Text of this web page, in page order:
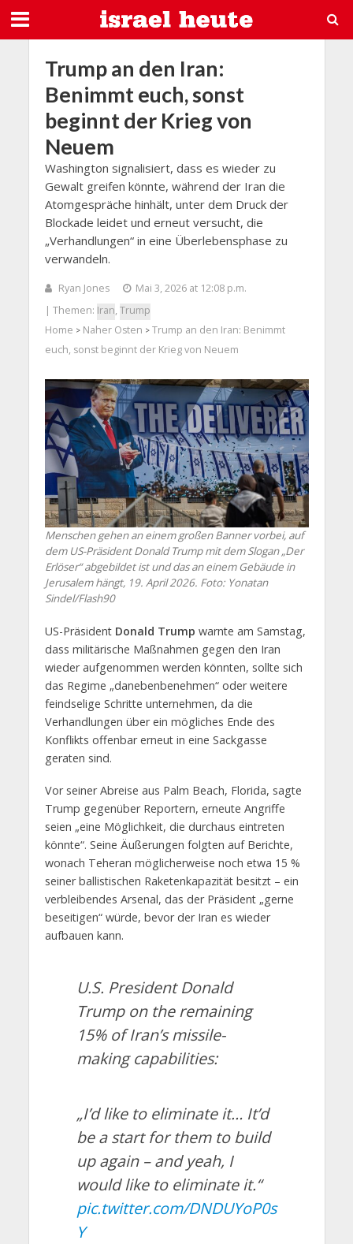
Trump an den Iran:
Benimmt euch, sonst
beginnt der Krieg von
Neuem
Washington signalisiert, dass es wieder zu
Gewalt greifen könnte, während der Iran die
Atomgespräche hinhält, unter dem Druck der
Blockade leidet und erneut versucht, die
„Verhandlungen“ in eine Überlebensphase zu
verwandeln.
Ryan Jones
Mai 3, 2026 at 12:08 p.m.
| Themen: Iran, Trump
Home > Naher Osten > Trump an den Iran: Benimmt
euch, sonst beginnt der Krieg von Neuem
Menschen gehen an einem großen Banner vorbei, auf
dem US-Präsident Donald Trump mit dem Slogan „Der
Erlöser“ abgebildet ist und das an einem Gebäude in
Jerusalem hängt, 19. April 2026. Foto: Yonatan
Sindel/Flash90
US-Präsident Donald Trump warnte am Samstag,
dass militärische Maßnahmen gegen den Iran
wieder aufgenommen werden könnten, sollte sich
das Regime „danebenbenehmen“ oder weitere
feindselige Schritte unternehmen, da die
Verhandlungen über ein mögliches Ende des
Konflikts offenbar erneut in eine Sackgasse
geraten sind.
Vor seiner Abreise aus Palm Beach, Florida, sagte
Trump gegenüber Reportern, erneute Angriffe
seien „eine Möglichkeit, die durchaus eintreten
könnte“. Seine Äußerungen folgten auf Berichte,
wonach Teheran möglicherweise noch etwa 15 %
seiner ballistischen Raketenkapazität besitzt – ein
verbleibendes Arsenal, das der Präsident „gerne
beseitigen“ würde, bevor der Iran es wieder
aufbauen kann.
U.S. President Donald
Trump on the remaining
15% of Iran’s missile-
making capabilities:
„I’d like to eliminate it… It’d
be a start for them to build
up again – and yeah, I
would like to eliminate it.“
pic.twitter.com/DNDUYoP0s
Y